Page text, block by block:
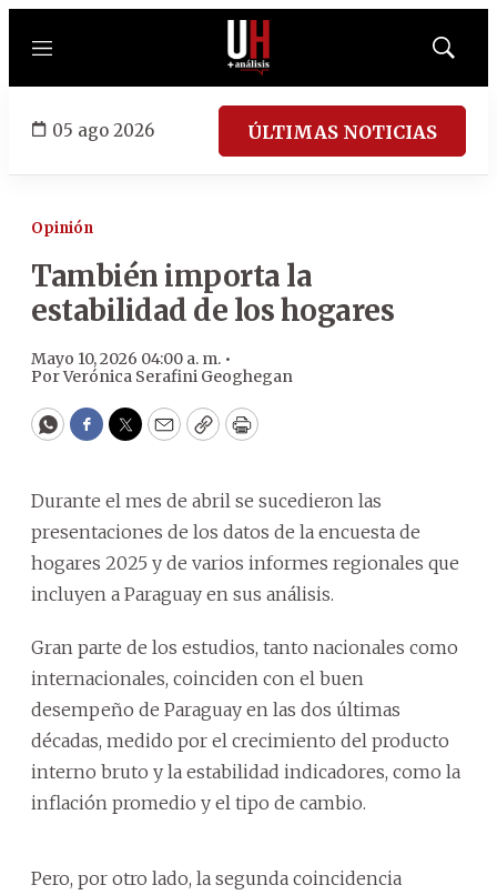
Menú
Mostrar
05 ago 2026 ÚLTIMAS NOTICIAS
Opinión
También importa la
estabilidad de los hogares
Mayo 10, 2026 04:00 a. m. •
PorVerónica Serafini Geoghegan
WhatsApp
Facebook
Twitter
EmailCopyPrint
Durante el mes de abril se sucedieron las
presentaciones de los datos de la encuesta de
hogares 2025 y de varios informes regionales que
incluyen a Paraguay en sus análisis.
Gran parte de los estudios, tanto nacionales como
internacionales, coinciden con el buen
desempeño de Paraguay en las dos últimas
décadas, medido por el crecimiento del producto
interno bruto y la estabilidad indicadores, como la
inflación promedio y el tipo de cambio.
Pero, por otro lado, la segunda coincidencia